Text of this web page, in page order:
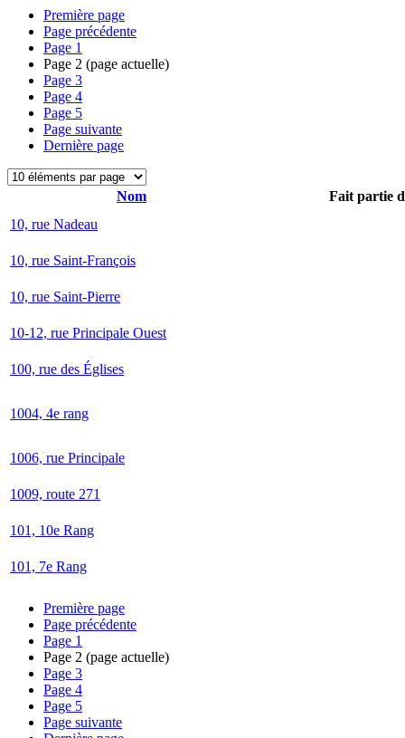
Première page
Page précédente
Page 1
Page 2 (page actuelle)
Page 3
Page 4
Page 5
Page suivante
Dernière page
Nom
Fait partie
10, rue Nadeau
10, rue Saint-François
10, rue Saint-Pierre
10-12, rue Principale Ouest
100, rue des Églises
1004, 4e rang
1006, rue Principale
1009, route 271
101, 10e Rang
101, 7e Rang
Première page
Page précédente
Page 1
Page 2 (page actuelle)
Page 3
Page 4
Page 5
Page suivante